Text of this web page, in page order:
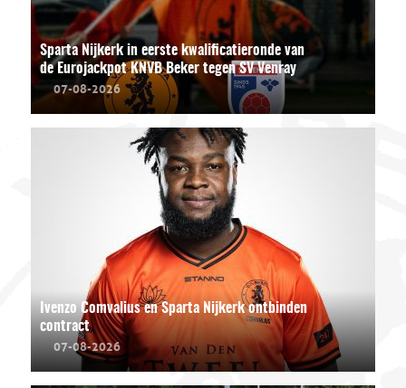
Sparta Nijkerk in eerste kwalificatieronde van
de Eurojackpot KNVB Beker tegen SV Venray
07-08-2026
Ivenzo Comvalius en Sparta Nijkerk ontbinden
contract
07-08-2026